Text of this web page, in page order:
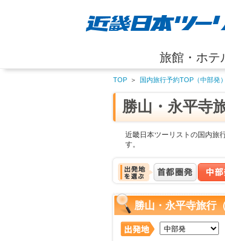
旅館・ホテ
TOP ＞ 国内旅行予約TOP（中部発）
勝山・永平寺
近畿日本ツーリストの国内旅
す。
勝山・永平寺旅行